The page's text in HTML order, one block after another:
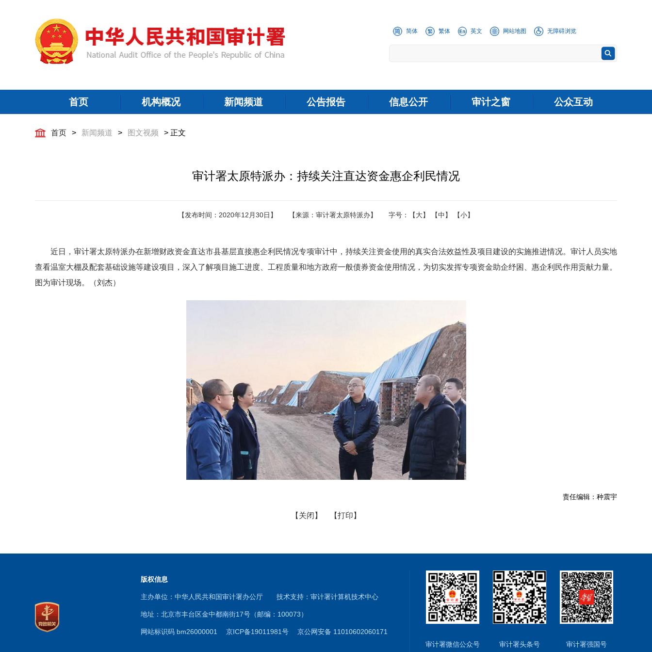
简体 繁体 英文 网站地图 无障碍浏览
首页 机构概况 新闻频道 公告报告 信息公开 审计之窗 公众互动
首页 > 新闻频道 > 图文视频 > 正文
审计署太原特派办：持续关注直达资金惠企利民情况
【发布时间：2020年12月30日】 【来源：审计署太原特派办】 字号： 【大】 【中】 【小】
近日，审计署太原特派办在新增财政资金直达市县基层直接惠企利民情况专项审计中，持续关注资金使用的真实合法效益性及项目建设的实施推进情况。审计人员实地
查看温室大棚及配套基础设施等建设项目，深入了解项目施工进度、工程质量和地方政府一般债券资金使用情况，为切实发挥专项资金助企纾困、惠企利民作用贡献力量。
图为审计现场。（刘杰）
责任编辑：种震宇
【关闭】 【打印】
版权信息
主办单位：中华人民共和国审计署办公厅 技术支持：审计署计算机技术中心
地址：北京市丰台区金中都南街17号（邮编：100073）
网站标识码 bm26000001 京ICP备19011981号
京公网安备 11010602060171
审计署微信公众号
审计署头条号 审计署强国号